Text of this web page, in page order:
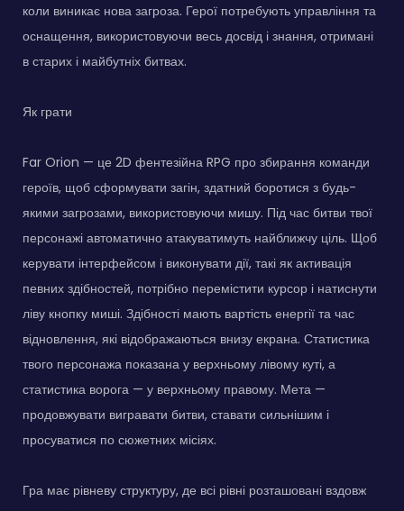
коли виникає нова загроза. Герої потребують управління та
оснащення, використовуючи весь досвід і знання, отримані
в старих і майбутніх битвах.
Як грати
Far Orion — це 2D фентезійна RPG про збирання команди
героїв, щоб сформувати загін, здатний боротися з будь-
якими загрозами, використовуючи мишу. Під час битви твої
персонажі автоматично атакуватимуть найближчу ціль. Щоб
керувати інтерфейсом і виконувати дії, такі як активація
певних здібностей, потрібно перемістити курсор і натиснути
ліву кнопку миші. Здібності мають вартість енергії та час
відновлення, які відображаються внизу екрана. Статистика
твого персонажа показана у верхньому лівому куті, а
статистика ворога — у верхньому правому. Мета —
продовжувати вигравати битви, ставати сильнішим і
просуватися по сюжетних місіях.
Гра має рівневу структуру, де всі рівні розташовані вздовж